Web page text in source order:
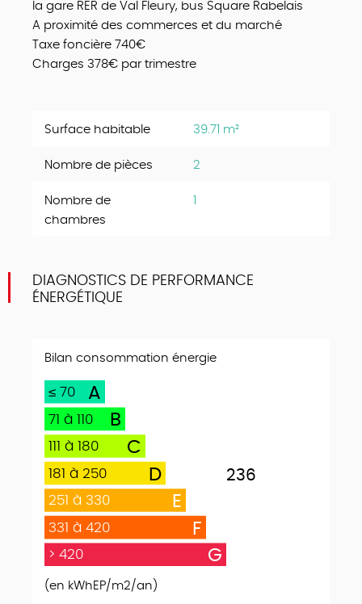
la gare RER de Val Fleury, bus Square Rabelais
A proximité des commerces et du marché
Taxe foncière 740€
Charges 378€ par trimestre
Surface habitable 39.71 m²
Nombre de pièces 2
Nombre de
chambres
DIAGNOSTICS DE PERFORMANCE
ÉNERGÉTIQUE
Bilan consommation énergie
A
≤ 70
B
71 à 110
C
111 à 180
236
D
181 à 250
E
251 à 330
F
331 à 420
G
> 420
(en kWhEP/m2/an)